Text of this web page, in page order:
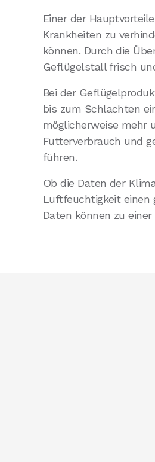
Einer der
Krankheiten zu
können. Durch die
Geflügelstall frisch
Bei der
bis zum Schlachten
möglicherweise mehr
Futterverbrauch und
führen.
Ob die Daten der
Luftfeuchtigkeit einen
Daten können zu